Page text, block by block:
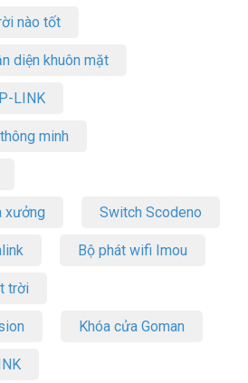
nào tốt
diện khuôn mặt
LINK
minh
xưởng Switch Scodeno
Bộ phát wifi Imou
trời
Khóa cửa Goman